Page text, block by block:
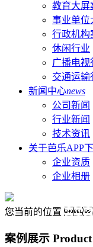
教育大屏
事业单位
行政机构
休闲行业
广播电视
交通运输
新闻中心news
公司新闻
行业新闻
技术资讯
关于芭乐APP
企业资质
企业相册
您当前的位置 
案例展示 Product